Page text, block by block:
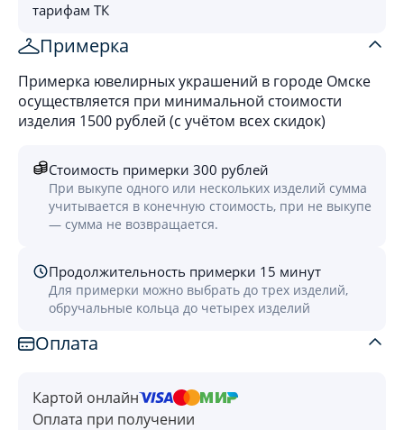
тарифам ТК
Примерка
Примерка ювелирных украшений в городе Омске
осуществляется при минимальной стоимости
изделия 1500 рублей (с учётом всех скидок)
Стоимость примерки 300 рублей
При выкупе одного или нескольких изделий сумма
учитывается в конечную стоимость, при не выкупе
— сумма не возвращается.
Продолжительность примерки 15 минут
Для примерки можно выбрать до трех изделий,
обручальные кольца до четырех изделий
Оплата
Картой онлайн
Оплата при получении